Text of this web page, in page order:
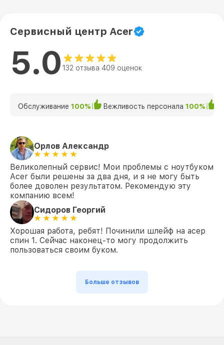
Замена северного моста 15 EX215-52-
769D (NX.EG8ER.00P) Acer
Замена SSD 15 EX215-52-769D
(NX.EG8ER.00P) Acer
Замена клавиатуры 15 EX215-52-769D
Замена HDMI 15 EX215-52-769D
(NX.EG8ER.00P) Acer
Сервисный центр Acer
5.0 132 отзыва 409 оценок
Обслуживание 100% Вежливость персонала 100%
Орлов Александр
Великолепный сервис! Мои проблемы с ноутбуком
Acer были решены за два дня, и я не могу быть
более доволен результатом. Рекомендую эту
компанию всем!
Сидоров Георгий
Хорошая работа, ребят! Починили шлейф на асер
спин 1. Сейчас наконец-то могу продолжить
пользоваться своим буком.
Больше отзывов